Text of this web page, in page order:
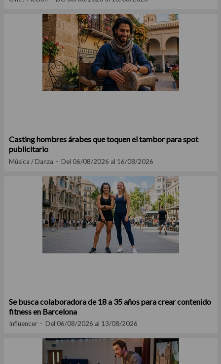
Casting hombres árabes que toquen el tambor para spot
publicitario
Música / Danza Del 06/08/2026 al 16/08/2026
Se busca colaboradora de 18 a 35 años para crear contenido
fitness en Barcelona
Influencer Del 06/08/2026 al 13/08/2026